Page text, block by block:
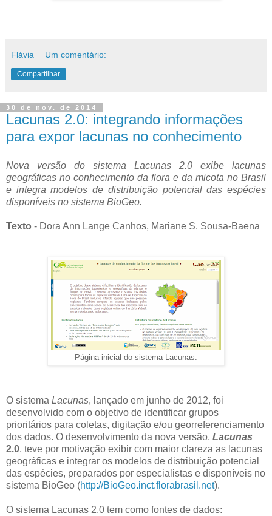
Flávia Um comentário:
Compartilhar
30 de nov. de 2014
Lacunas 2.0: integrando informações
para expor lacunas no conhecimento
Nova versão do sistema Lacunas 2.0 exibe lacunas
geográficas no conhecimento da flora e da micota no Brasil
e integra modelos de distribuição potencial das espécies
disponíveis no sistema BioGeo.
Texto - Dora Ann Lange Canhos, Mariane S. Sousa-Baena
Página inicial do sistema Lacunas.
O sistema Lacunas, lançado em junho de 2012, foi
desenvolvido com o objetivo de identificar grupos
prioritários para coletas, digitação e/ou georreferenciamento
dos dados. O desenvolvimento da nova versão, Lacunas
2.0, teve por motivação exibir com maior clareza as lacunas
geográficas e integrar os modelos de distribuição potencial
das espécies, preparados por especialistas e disponíveis no
sistema BioGeo (http://BioGeo.inct.florabrasil.net).
O sistema Lacunas 2.0 tem como fontes de dados: